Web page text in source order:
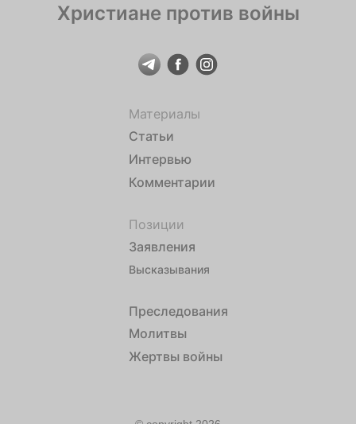
Христиане против войны
Материалы
Статьи
Интервью
Комментарии
Позиции
Заявления
Высказывания
Преследования
Молитвы
Жертвы войны